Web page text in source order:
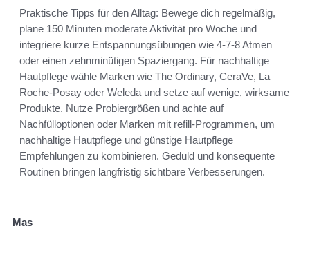
Praktische Tipps für den Alltag: Bewege dich regelmäßig,
plane 150 Minuten moderate Aktivität pro Woche und
integriere kurze Entspannungsübungen wie 4-7-8 Atmen
oder einen zehnminütigen Spaziergang. Für nachhaltige
Hautpflege wähle Marken wie The Ordinary, CeraVe, La
Roche-Posay oder Weleda und setze auf wenige, wirksame
Produkte. Nutze Probiergrößen und achte auf
Nachfülloptionen oder Marken mit refill-Programmen, um
nachhaltige Hautpflege und günstige Hautpflege
Empfehlungen zu kombinieren. Geduld und konsequente
Routinen bringen langfristig sichtbare Verbesserungen.
Mas